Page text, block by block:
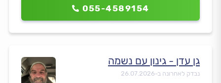
055-4589154
גן עדן - גינון עם נשמה
נבדק לאחרונה ב-26.07.2026